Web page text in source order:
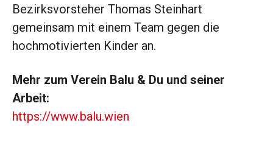
Bezirksvorsteher Thomas Steinhart
gemeinsam mit einem Team gegen die
hochmotivierten Kinder an.
Mehr zum Verein Balu & Du und seiner
Arbeit:
https://www.balu.wien